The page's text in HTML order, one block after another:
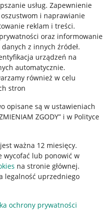
usług. Zapewnienie
i naprawianie
reklam i treści.
oraz informowanie
z innych źródeł.
urządzeń na
automatycznie.
również w celu
stron
opisane są w ustawieniach
ZGODY” i w Polityce
ważna 12 miesięcy.
wycofać lub ponowić w
na stronie głównej.
legalność uprzedniego
ochrony prywatności
Cyfrowych